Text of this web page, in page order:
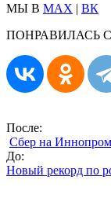
МЫ В MAX | ВК
ПОНРАВИЛАСЬ
После:
Сбер на
До:
Новый рекорд по